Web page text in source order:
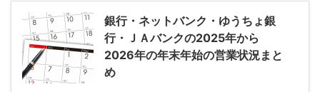
銀行・ネットバンク・ゆうちょ銀
行・ＪＡバンクの2025年から
2026年の年末年始の営業状況まと
め